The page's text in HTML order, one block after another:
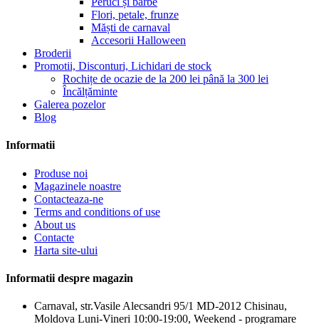
Flori, petale, frunze
Măști de carnaval
Accesorii Halloween
Broderii
Promotii, Disconturi, Lichidari de stock
Rochițe de ocazie de la 200 lei până la 300 lei
Încălțăminte
Galerea pozelor
Blog
Informatii
Produse noi
Magazinele noastre
Contacteaza-ne
Terms and conditions of use
About us
Сontacte
Harta site-ului
Informatii despre magazin
Carnaval, str.Vasile Alecsandri 95/1 MD-2012 Chisinau,
Moldova Luni-Vineri 10:00-19:00, Weekend - programare